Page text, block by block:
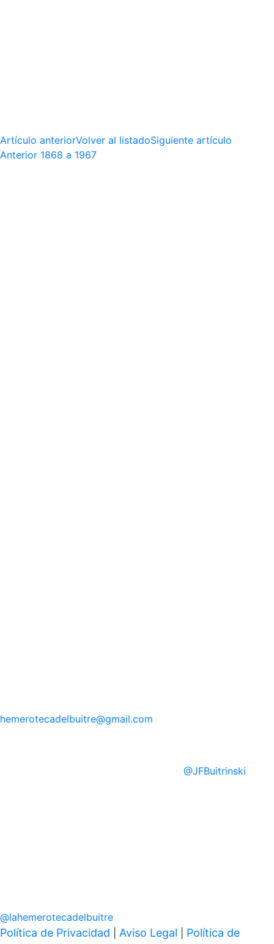
Artículo anteriorVolver al listadoSiguiente artículo
Anterior 1868 a 1967
hemerotecadelbuitre@gmail.com
@JFBuitrinski
@lahemerotecadelbuitre
Política de Privacidad Aviso Legal
Política de